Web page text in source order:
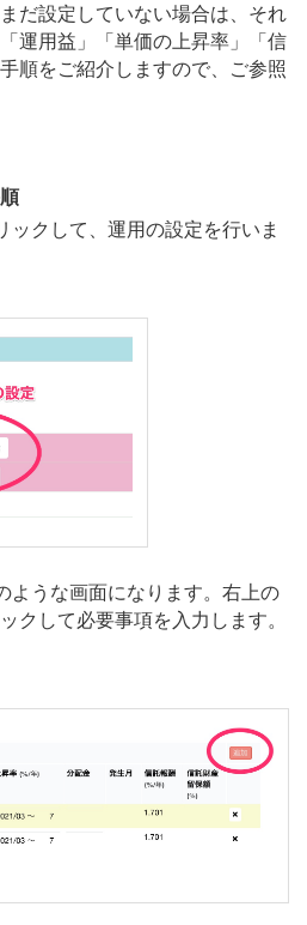
だ設定していない場合は、それ
運用益」「単価の上昇率」「信
順をご紹介しますので、ご参照
ックして、運用の設定を行いま
ような画面になります。右上の
クして必要事項を入力します。